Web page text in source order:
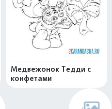
Медвежонок Тедди с
конфетами